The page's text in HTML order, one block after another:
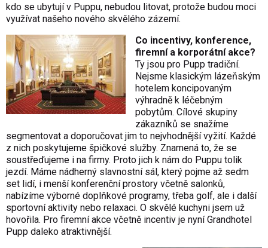
kdo se ubytují v Puppu, nebudou litovat, protože budou moci
využívat našeho nového skvělého zázemí.
Co incentivy, konference,
firemní a korporátní akce?
Ty jsou pro Pupp tradiční.
Nejsme klasickým lázeňským
hotelem koncipovaným
výhradně k léčebným
pobytům. Cílové skupiny
zákazníků se snažíme
segmentovat a doporučovat jim to nejvhodnější vyžití. Každé
z nich poskytujeme špičkové služby. Znamená to, že se
soustřeďujeme i na firmy. Proto jich k nám do Puppu tolik
jezdí. Máme nádherný slavnostní sál, který pojme až sedm
set lidí, i menší konferenční prostory včetně salonků,
nabízíme výborné doplňkové programy, třeba golf, ale i další
sportovní aktivity nebo relaxaci. O skvělé kuchyni jsem už
hovořila. Pro firemní akce včetně incentiv je nyní Grandhotel
Pupp daleko atraktivnější.